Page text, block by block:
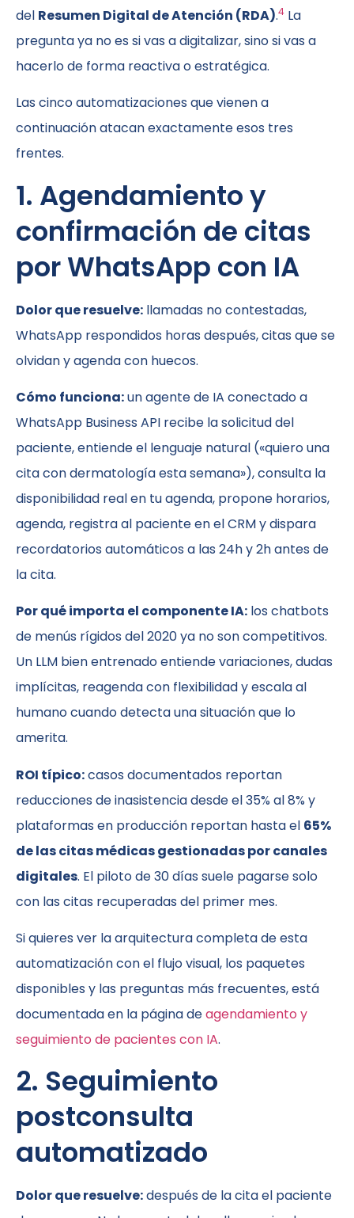
del Resumen Digital de Atención (RDA).4 La
pregunta ya no es si vas a digitalizar, sino si vas a
hacerlo de forma reactiva o estratégica.
Las cinco automatizaciones que vienen a
continuación atacan exactamente esos tres
frentes.
1. Agendamiento y
confirmación de citas
por WhatsApp con IA
Dolor que resuelve: llamadas no contestadas,
WhatsApp respondidos horas después, citas que se
olvidan y agenda con huecos.
Cómo funciona:un agente de IA conectado a
WhatsApp Business API recibe la solicitud del
paciente, entiende el lenguaje natural («quiero una
cita con dermatología esta semana»), consulta la
disponibilidad real en tu agenda, propone horarios,
agenda, registra al paciente en el CRM y dispara
recordatorios automáticos a las 24h y 2h antes de
la cita.
Por qué importa el componente IA: los chatbots
de menús rígidos del 2020 ya no son competitivos.
Un LLM bien entrenado entiende variaciones, dudas
implícitas, reagenda con flexibilidad y escala al
humano cuando detecta una situación que lo
amerita.
ROI típico:casos documentados reportan
reducciones de inasistencia desde el 35% al 8% y
plataformas en producción reportan hasta el 65%
de las citas médicas gestionadas por canales
digitales. El piloto de 30 días suele pagarse solo
con las citas recuperadas del primer mes.
Si quieres ver la arquitectura completa de esta
automatización con el flujo visual, los paquetes
disponibles y las preguntas más frecuentes, está
documentada en la página deagendamiento y
seguimiento de pacientes con IA.
2. Seguimiento
postconsulta
automatizado
Dolor que resuelve:después de la cita el paciente